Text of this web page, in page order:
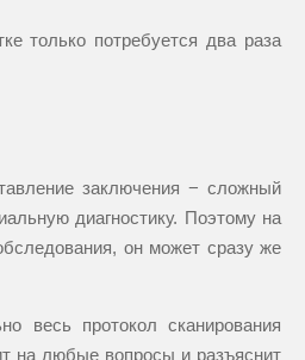
только потребуется два раза
заключения − сложный
диагностику. Поэтому на
он может сразу же
весь протокол сканирования
на любые вопросы и разъяснит